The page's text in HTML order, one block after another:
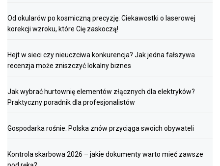
Od okularów po kosmiczną precyzję: Ciekawostki o laserowej
korekcji wzroku, które Cię zaskoczą!
Hejt w sieci czy nieuczciwa konkurencja? Jak jedna fałszywa
recenzja może zniszczyć lokalny biznes
Jak wybrać hurtownię elementów złącznych dla elektryków?
Praktyczny poradnik dla profesjonalistów
Gospodarka rośnie. Polska znów przyciąga swoich obywateli
Kontrola skarbowa 2026 – jakie dokumenty warto mieć zawsze